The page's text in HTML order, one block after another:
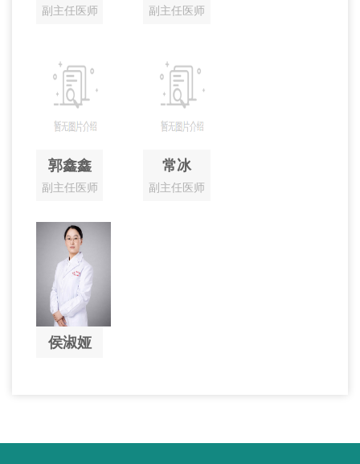
副主任医师 副主任医师
郭鑫鑫
副主任医师
常冰
副主任医师
侯淑娅